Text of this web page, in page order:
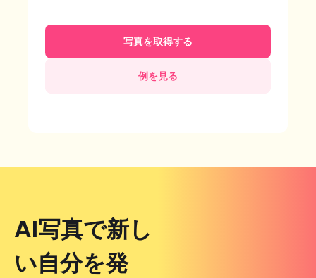
写真を取得する
例を見る
AI写真で新し
い自分を発